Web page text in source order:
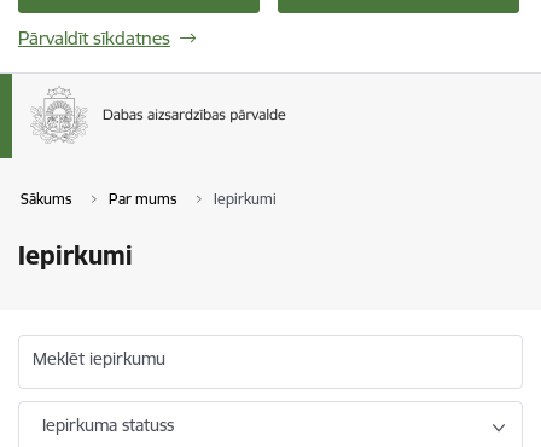
Pārvaldīt sīkdatnes
Sākums Par mums Iepirkumi
Iepirkumi
Meklēt iepirkumu
Iepirkuma statuss